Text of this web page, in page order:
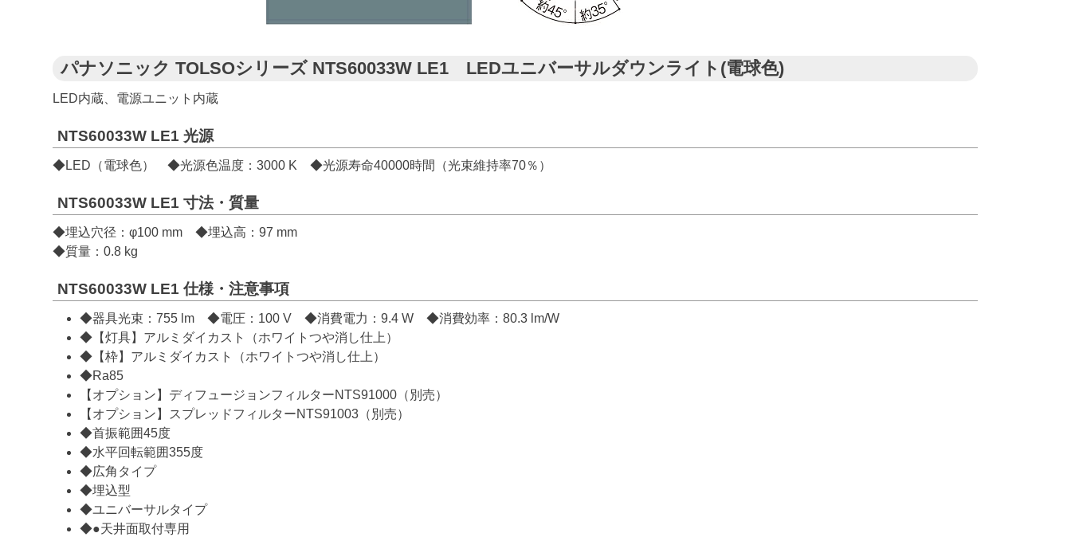
パナソニック TOLSOシリーズ NTS60033W LE1 LEDユニバーサルダウンライト(電球色)
LED内蔵、電源ユニット内蔵
NTS60033W LE1 光源
◆LED（電球色） ◆光源色温度：3000 K ◆光源寿命40000時間（光束維持率70％）
NTS60033W LE1 寸法・質量
◆埋込穴径：φ100 mm ◆埋込高：97 mm
◆質量：0.8 kg
NTS60033W LE1 仕様・注意事項
◆器具光束：755 lm ◆電圧：100 V ◆消費電力：9.4 W ◆消費効率：80.3 lm/W
◆【灯具】アルミダイカスト（ホワイトつや消し仕上）
◆【枠】アルミダイカスト（ホワイトつや消し仕上）
◆Ra85
【オプション】ディフュージョンフィルターNTS91000（別売）
【オプション】スプレッドフィルターNTS91003（別売）
◆首振範囲45度
◆水平回転範囲355度
◆広角タイプ
◆埋込型
◆ユニバーサルタイプ
◆●天井面取付専用